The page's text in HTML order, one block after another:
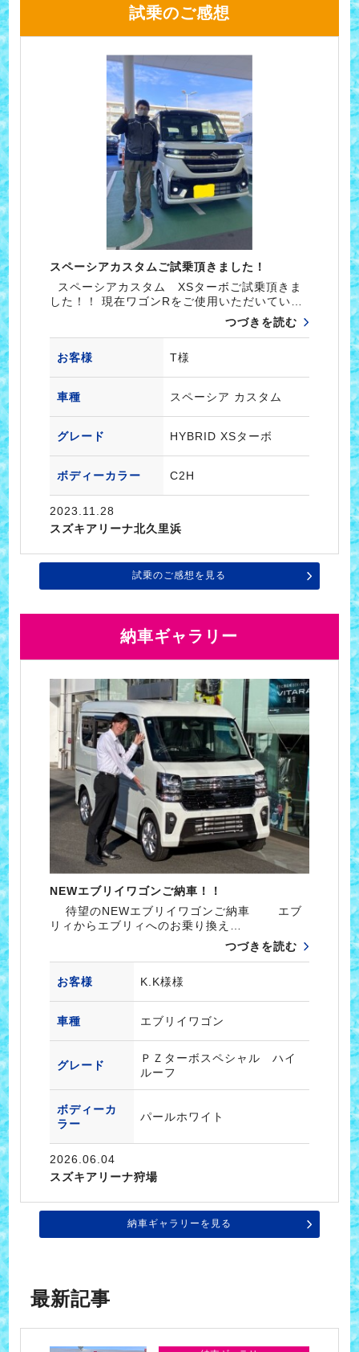
試乗のご感想
スペーシアカスタムご試乗頂きました！
スペーシアカスタム XSターボご試乗頂きま
した！！ 現在ワゴンRをご使用いただいてい…
つづきを読む
お客様 T様
車種 スペーシア カスタム
グレード HYBRID XSターボ
ボディーカラー C2H
2023.11.28
スズキアリーナ北久里浜
試乗のご感想を見る
納車ギャラリー
NEWエブリイワゴンご納車！！
待望のNEWエブリイワゴンご納車 エブ
リィからエブリィへのお乗り換え…
つづきを読む
お客様 K.K様様
車種 エブリイワゴン
グレード
ＰＺターボスペシャル ハイ
ルーフ
ボディーカ
ラー
パールホワイト
2026.06.04
スズキアリーナ狩場
納車ギャラリーを見る
最新記事